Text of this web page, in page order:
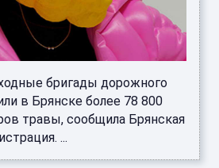
бригады дорожного
в Брянске более 78 800
травы, сообщила Брянская
...